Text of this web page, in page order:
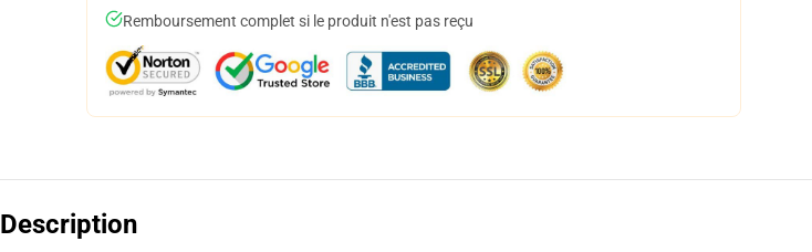
Remboursement complet si le produit n'est pas reçu
Description